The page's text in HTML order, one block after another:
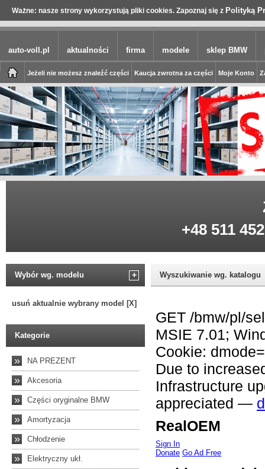
Ważne: nasze strony wykorzystują pliki cookies. Zapoznaj się z Polityką
auto-voll.pl aktualności firma modele sklep BMW
Jeżeli nie możesz znaleźć części Kaucja zwrotna za części Moje Konto
+48 511
Wybór wg. modelu +
usuń aktualnie wybrany model [X]
Kategorie
» NA PREZENT
» Akcesoria
» Części oryginalne BMW
» Amortyzacja
» Chłodzenie
» Elektryczny ukł.
Wyszukiwanie wg. katalogu